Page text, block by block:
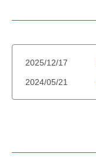
2025/12/17
2024/05/21